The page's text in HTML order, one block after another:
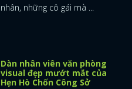
nhân, những cô gái mà ...
Dàn nhân viên văn phòng
visual đẹp mướt mắt của
Hẹn Hò Chốn Công Sở